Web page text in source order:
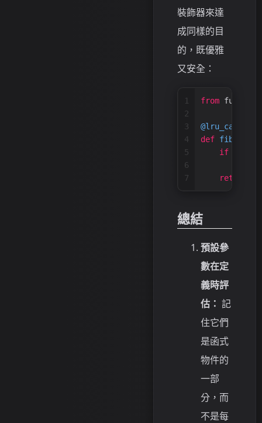
裝飾器來達
成同樣的目
的，既優雅
又安全：
1
2
3
4
5
6
7
from
@lru_cache(
def fib
if
return
總結
預設參
數在定
義時評
估： 記
住它們
是函式
物件的
一部
分，而
不是每